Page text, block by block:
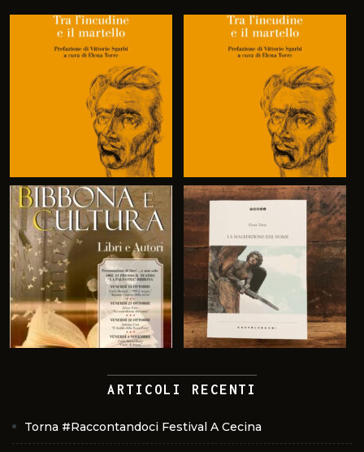
ARTICOLI RECENTI
Torna #Raccontandoci Festival A Cecina